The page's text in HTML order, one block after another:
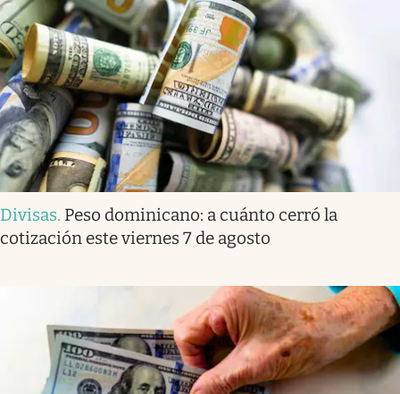
Divisas. Peso dominicano: a cuánto cerró la
cotización este viernes 7 de agosto